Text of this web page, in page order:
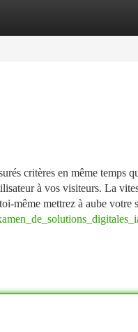
critères en même temps
à vos visiteurs. La
même mettrez à aube votre